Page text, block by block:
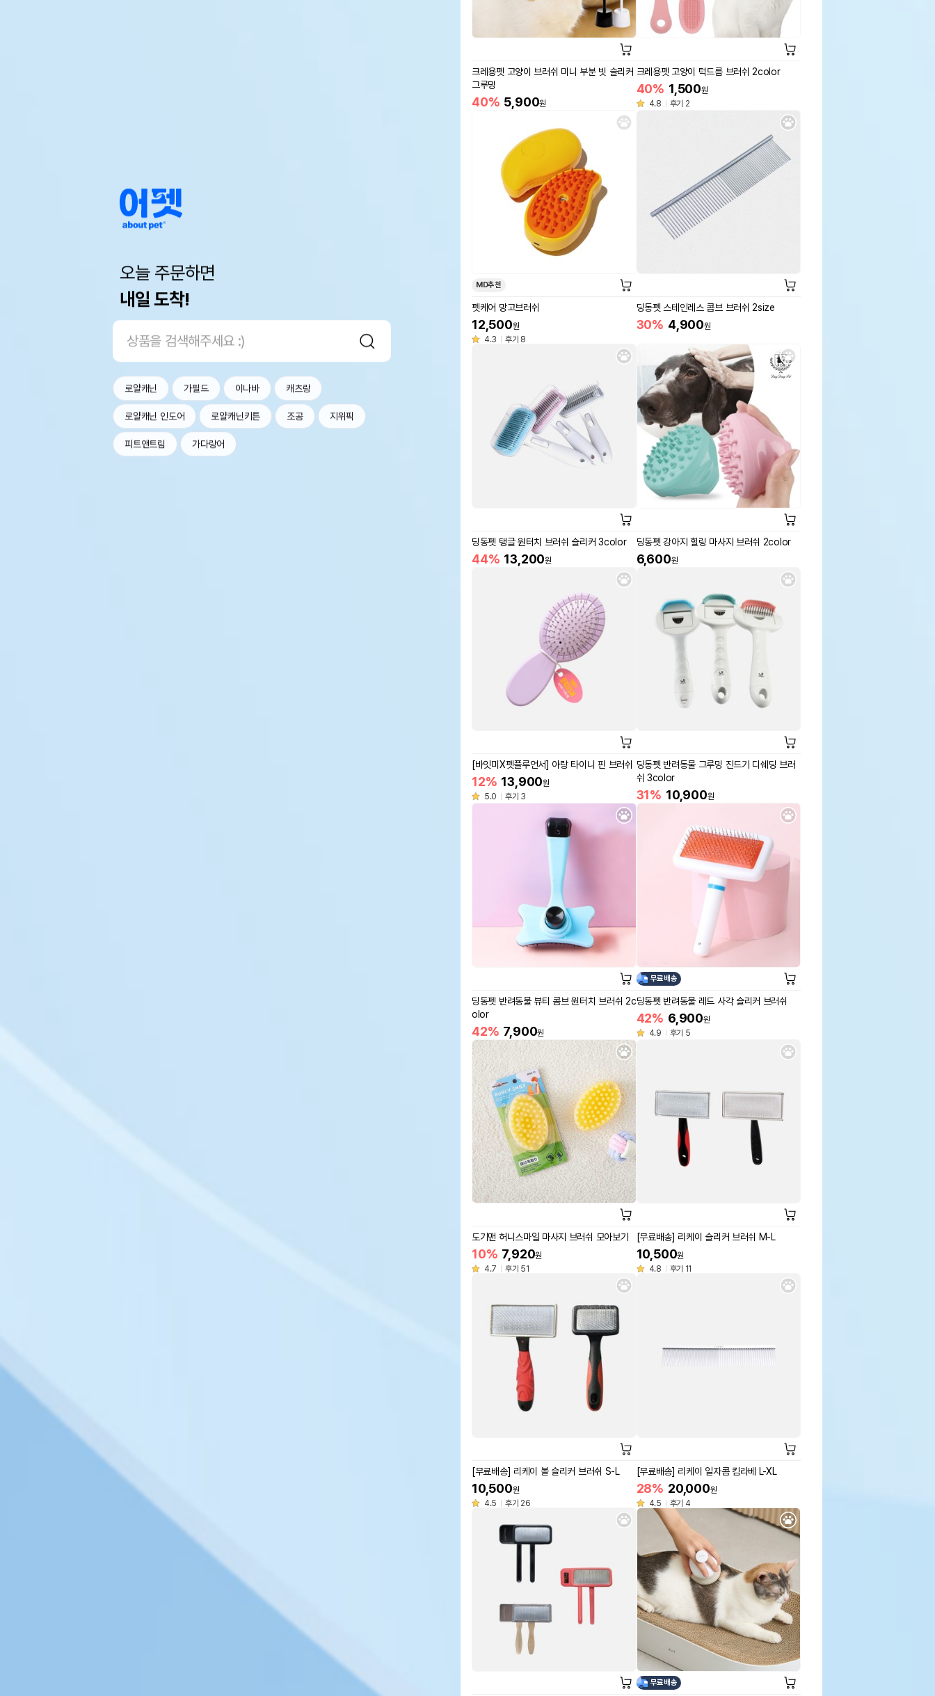
오늘 주문하면
내일 도착!
로얄캐닌 가필드 이나바 캐츠랑
로얄캐닌 인도어 로얄캐닌키튼 조공 지위픽
피트앤트림 가다랑어
크레용펫 고양이 브러쉬 미니 부분 빗 슬리커
그루밍
40% 5,900원
크레용펫 고양이 턱드름 브러쉬 2color
40% 1,500원
4.8
후기 2
MD추천
펫케어 망고브러쉬
12,500원
4.3
후기 8
딩동펫 스테인레스 콤브 브러쉬 2size
30% 4,900원
딩동펫 탱글 원터치 브러쉬 슬리커 3color
44% 13,200원
딩동펫 강아지 힐링 마사지 브러쉬 2color
6,600원
[바잇미X펫플루언서] 아랑 타이니 핀 브러쉬
12% 13,900원
5.0
후기 3
딩동펫 반려동물 그루밍 진드기 디쉐딩 브러
쉬 3color
31% 10,900원
딩동펫 반려동물 뷰티 콤브 원터치 브러쉬 2c
olor
42% 7,900원
무료배송
딩동펫 반려동물 레드 사각 슬리커 브러쉬
42% 6,900원
4.9
후기 5
도기맨 허니스마일 마사지 브러쉬 모아보기
10% 7,920원
4.7
후기 51
[무료배송] 리케이 슬리커 브러쉬 M-L
10,500원
4.8
후기 11
[무료배송] 리케이 볼 슬리커 브러쉬 S-L
10,500원
4.5
후기 26
[무료배송] 리케이 일자콤 킴라베 L-XL
28% 20,000원
4.5
후기 4
무료배송